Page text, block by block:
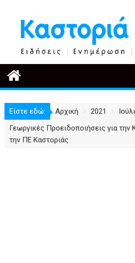
περιεχόμενο
Είστε εδώ: Αρχική 2021
Γεωργικές Προειδοποιήσεις για
την ΠΕ Καστοριάς